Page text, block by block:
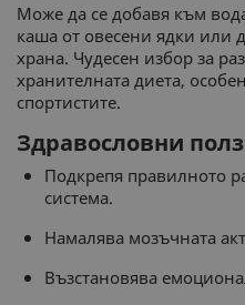
Може да се добавя към
каша от овесени ядки или
храна. Чудесен избор за
хранителната диета,
спортистите.
Здравословни
Подкрепя правилното
система.
Намалява мозъчната
Възстановява